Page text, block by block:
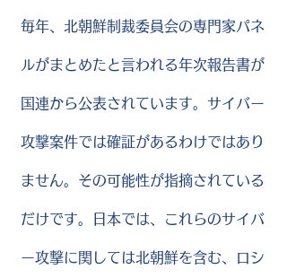
毎年、北朝鮮制裁委員会の専門家パネ
ルがまとめたと言われる年次報告書が
国連から公表されています。サイバー
攻撃案件では確証があるわけではあり
ません。その可能性が指摘されている
だけです。日本では、これらのサイバ
ー攻撃に関しては北朝鮮を含む、ロシ